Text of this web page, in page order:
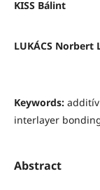
KISS Bálint
LUKÁCS Norbert
Keywords: additív
interlayer
Abstract